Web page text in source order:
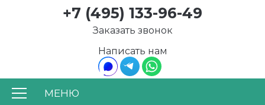
МЕНЮ
Написать нам
+7 (495) 133-96-49
Заказать звонок